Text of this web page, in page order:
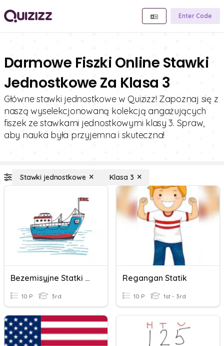
Enter Code
Darmowe Fiszki Online Stawki
Jednostkowe Za Klasa 3
Główne stawki jednostkowe w Quizizz! Zapoznaj się z
naszą wyselekcjonowaną kolekcją angażujących
fiszek ze stawkami jednostkowymi klasy 3. Spraw,
aby nauka była przyjemna i skuteczna!
Stawki jednostkowe Klasa 3
Bezemisyjne Statki Autonomiczne
10 P 3rd
Regangan Statik
10 P 1st - 3rd